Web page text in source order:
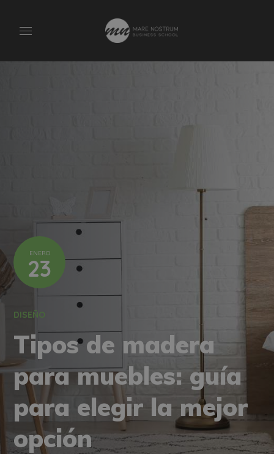
ENERO
23
DISEÑO
Tipos de madera
para muebles: guía
para elegir la mejor
opción